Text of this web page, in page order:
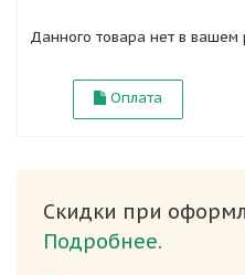
Данного товара нет в вашем
Оплата
Скидки при
Подробнее.